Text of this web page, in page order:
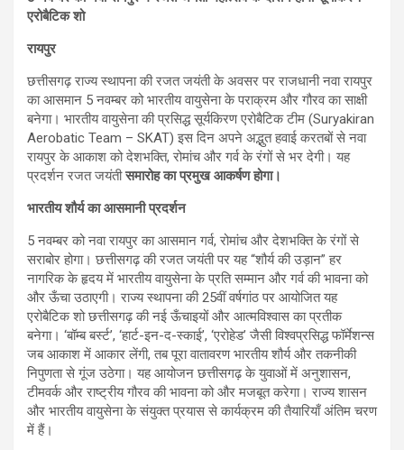
एरोबैटिक शो
रायपुर
छत्तीसगढ़ राज्य स्थापना की रजत जयंती के अवसर पर राजधानी नवा रायपुर
का आसमान 5 नवम्बर को भारतीय वायुसेना के पराक्रम और गौरव का साक्षी
बनेगा। भारतीय वायुसेना की प्रसिद्ध सूर्यकिरण एरोबैटिक टीम (Suryakiran
Aerobatic Team – SKAT) इस दिन अपने अद्भुत हवाई करतबों से नवा
रायपुर के आकाश को देशभक्ति, रोमांच और गर्व के रंगों से भर देगी। यह
प्रदर्शन रजत जयंतीसमारोह का प्रमुख आकर्षण होगा।
भारतीय शौर्य का आसमानी प्रदर्शन
5 नवम्बर को नवा रायपुर का आसमान गर्व, रोमांच और देशभक्ति के रंगों से
सराबोर होगा। छत्तीसगढ़ की रजत जयंती पर यह “शौर्य की उड़ान” हर
नागरिक के हृदय में भारतीय वायुसेना के प्रति सम्मान और गर्व की भावना को
और ऊँचा उठाएगी। राज्य स्थापना की 25वीं वर्षगांठ पर आयोजित यह
एरोबैटिक शो छत्तीसगढ़ की नई ऊँचाइयों और आत्मविश्वास का प्रतीक
बनेगा। ‘बॉम्ब बर्स्ट’, ‘हार्ट-इन-द-स्काई’, ‘एरोहेड’ जैसी विश्वप्रसिद्ध फॉर्मेशन्स
जब आकाश में आकार लेंगी, तब पूरा वातावरण भारतीय शौर्य और तकनीकी
निपुणता से गूंज उठेगा। यह आयोजन छत्तीसगढ़ के युवाओं में अनुशासन,
टीमवर्क और राष्ट्रीय गौरव की भावना को और मजबूत करेगा। राज्य शासन
और भारतीय वायुसेना के संयुक्त प्रयास से कार्यक्रम की तैयारियाँ अंतिम चरण
में हैं।